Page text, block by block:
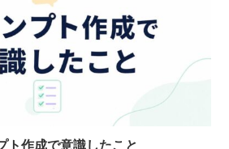
ト作成で意識したこと